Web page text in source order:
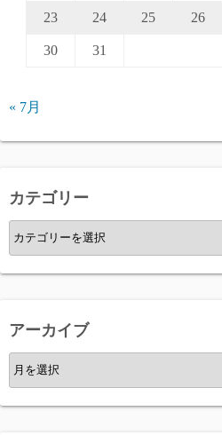
23 24 25 26
30 31
« 7月
カテゴリー
カ
テ
ゴ
ー
アーカイブ
ア
ー
カ